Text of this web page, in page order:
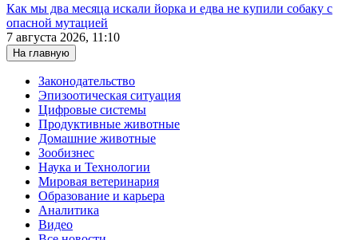
Как мы два месяца искали йорка и едва не купили собаку с
опасной мутацией
7 августа 2026, 11:10
На главную
Законодательство
Эпизоотическая ситуация
Цифровые системы
Продуктивные животные
Домашние животные
Зообизнес
Наука и Технологии
Мировая ветеринария
Образование и карьера
Аналитика
Видео